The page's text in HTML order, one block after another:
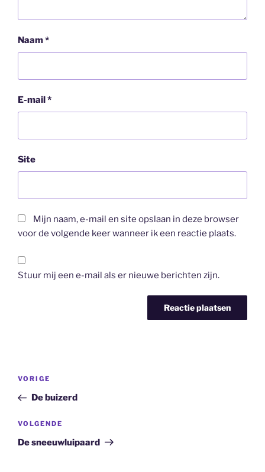
Naam*
E-mail*
Site
Mijn naam, e-mail en site opslaan in deze browser
voor de volgende keer wanneer ik een reactie plaats.
Stuur mij een e-mail als er nieuwe berichten zijn.
Bericht
Vorig
bericht
VORIGE
De buizerd
Volgend
bericht
VOLGENDE
De sneeuwluipaard